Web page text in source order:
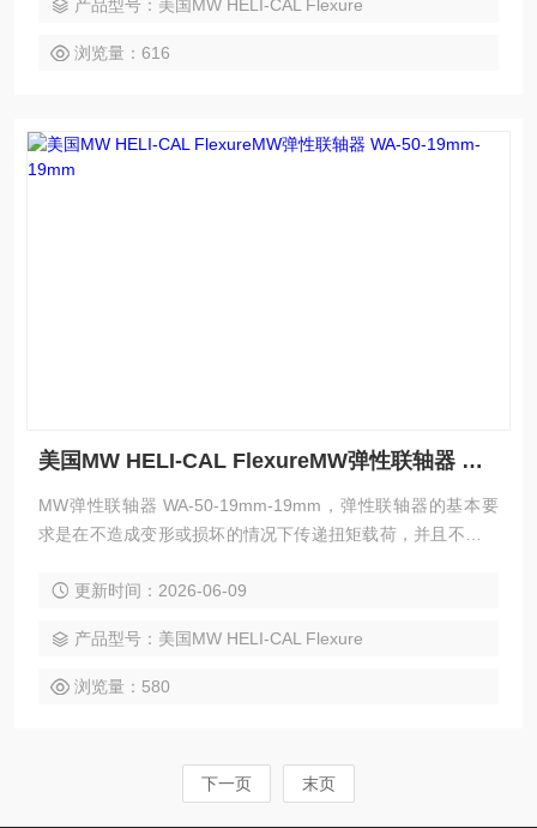
产品型号：美国MW HELI-CAL Flexure
浏览量：616
美国MW HELI-CAL FlexureMW弹性联轴器 WA-50-19mm-19mm
MW弹性联轴器 WA-50-19mm-19mm，弹性联轴器的基本要
求是在不造成变形或损坏的情况下传递扭矩载荷，并且不向驱
的错位和设计标准、材料规格和服务系数确定 HELI-CAL Flex
更新时间：2026-06-09
产品型号：美国MW HELI-CAL Flexure
浏览量：580
下一页 末页